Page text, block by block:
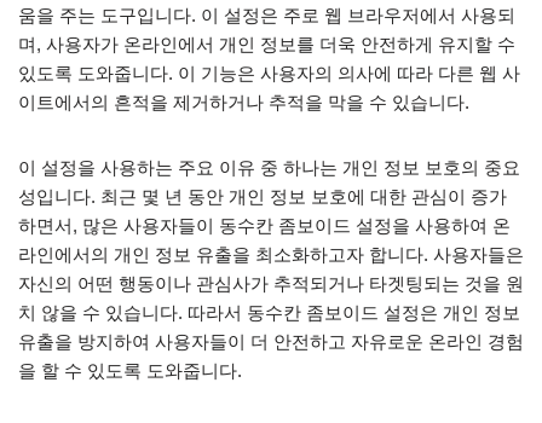
움을 주는 도구입니다. 이 설정은 주로 웹 브라우저에서 사용되
며, 사용자가 온라인에서 개인 정보를 더욱 안전하게 유지할 수
있도록 도와줍니다. 이 기능은 사용자의 의사에 따라 다른 웹 사
이트에서의 흔적을 제거하거나 추적을 막을 수 있습니다.
이 설정을 사용하는 주요 이유 중 하나는 개인 정보 보호의 중요
성입니다. 최근 몇 년 동안 개인 정보 보호에 대한 관심이 증가
하면서, 많은 사용자들이 동수칸 좀보이드 설정을 사용하여 온
라인에서의 개인 정보 유출을 최소화하고자 합니다. 사용자들은
자신의 어떤 행동이나 관심사가 추적되거나 타겟팅되는 것을 원
치 않을 수 있습니다. 따라서 동수칸 좀보이드 설정은 개인 정보
유출을 방지하여 사용자들이 더 안전하고 자유로운 온라인 경험
을 할 수 있도록 도와줍니다.